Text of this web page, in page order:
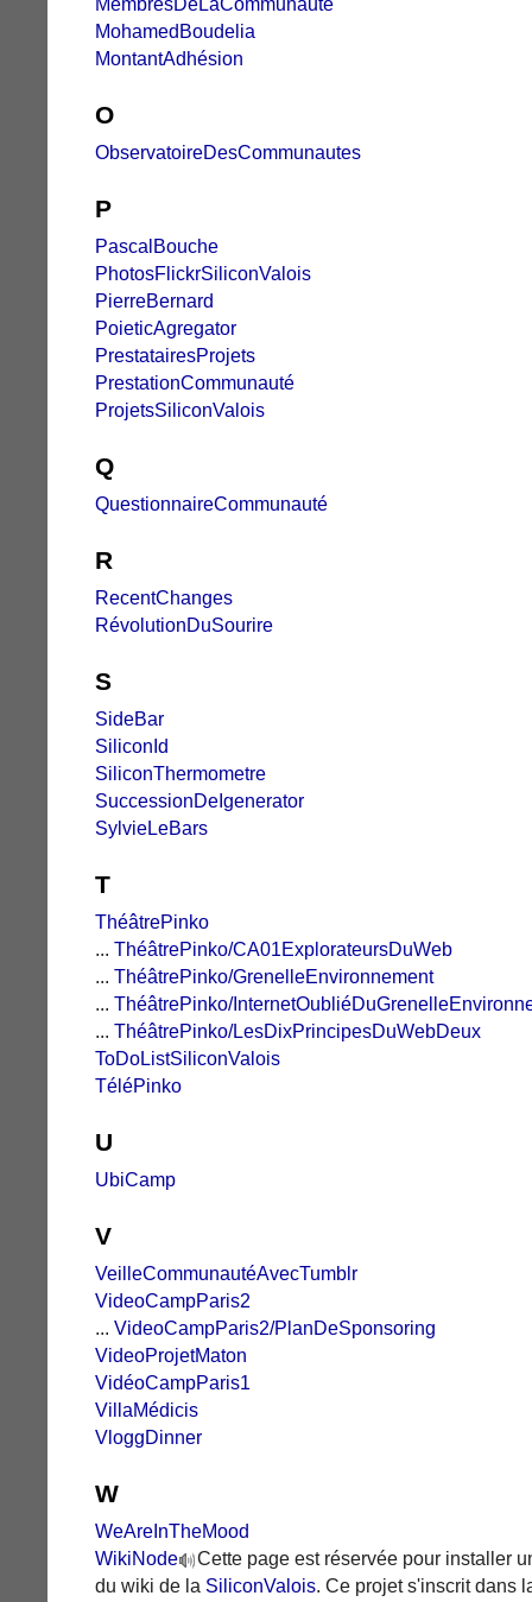
MembresDeLaCommunauté
MohamedBoudelia
MontantAdhésion
O
ObservatoireDesCommunautes
P
PascalBouche
PhotosFlickrSiliconValois
PierreBernard
PoieticAgregator
PrestatairesProjets
PrestationCommunauté
ProjetsSiliconValois
Q
QuestionnaireCommunauté
R
RecentChanges
RévolutionDuSourire
S
SideBar
SiliconId
SiliconThermometre
SuccessionDeIgenerator
SylvieLeBars
T
ThéâtrePinko
... ThéâtrePinko/CA01ExplorateursDuWeb
... ThéâtrePinko/GrenelleEnvironnement
... ThéâtrePinko/
... ThéâtrePinko/LesDixPrincipesDuWebDeux
ToDoListSiliconValois
TéléPinko
U
UbiCamp
V
VeilleCommunautéAvecTumblr
VideoCampParis2
... VideoCampParis2/PlanDeSponsoring
VideoProjetMaton
VidéoCampParis1
VillaMédicis
VloggDinner
W
WeAreInTheMood
WikiNode
Cette page est réservée pour installer
du wiki de la SiliconValois. Ce projet s'inscrit dans